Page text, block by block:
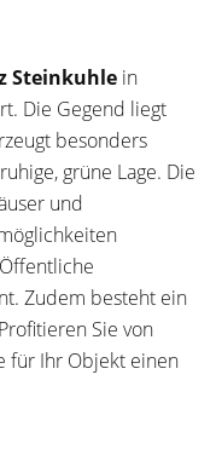
Steinkuhle in
Die Gegend liegt
besonders
grüne Lage. Die
und
Zudem besteht ein
Sie von
für Ihr Objekt einen